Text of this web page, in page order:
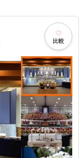
比較